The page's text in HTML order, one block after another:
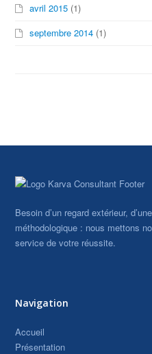
avril 2015 (1)
septembre 2014 (1)
Besoin d’un regard extérieur,
méthodologique : nous mettons
service de votre réussite.
Navigation
Accueil
Présentation